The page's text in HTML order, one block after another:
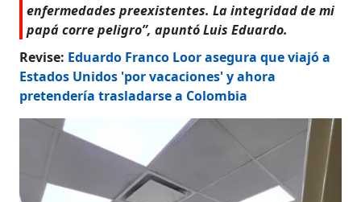
enfermedades preexistentes. La integridad de mi
papá corre peligro”, apuntó Luis Eduardo.
Revise: Eduardo Franco Loor asegura que viajó a
Estados Unidos 'por vacaciones' y ahora
pretendería trasladarse a Colombia